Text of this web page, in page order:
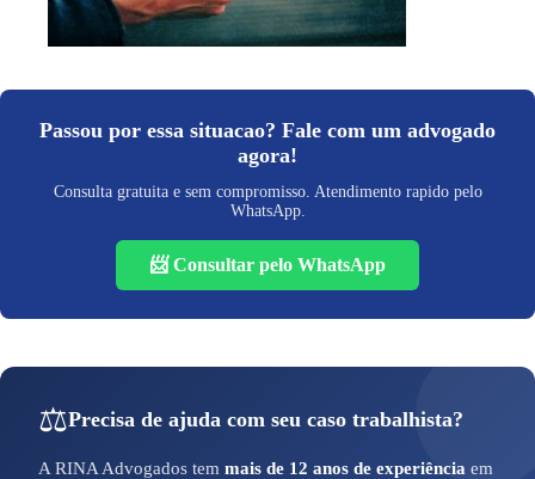
Passou por essa situacao? Fale com um advogado
agora!
Consulta gratuita e sem compromisso. Atendimento rapido pelo
WhatsApp.
📨 Consultar pelo WhatsApp
⚖️Precisa de ajuda com seu caso trabalhista?
A RINA Advogados tem mais de 12 anos de experiência em